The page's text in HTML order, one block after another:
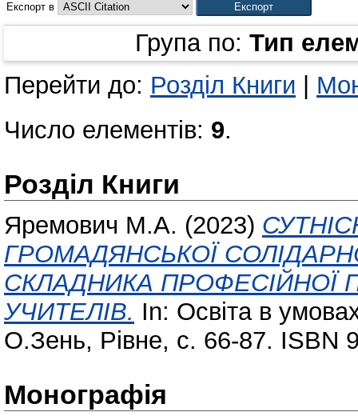
Експорт в
Група по: Тип
Перейти до: Розділ Книги
Число елементів: 9.
Розділ Книги
Яремович М.А. (2023)
ГРОМАДЯНСЬКОЇ
СКЛАДНИКА ПРОФЕСІЙНОЇ
УЧИТЕЛІВ. In: Освіта в
О.Зень, Рівне, с. 66-87. ISBN
Монографія